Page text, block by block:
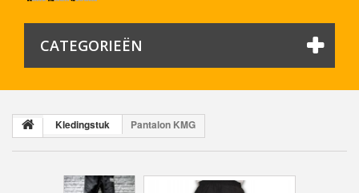
CATEGORIEËN
Kledingstuk Pantalon KMG